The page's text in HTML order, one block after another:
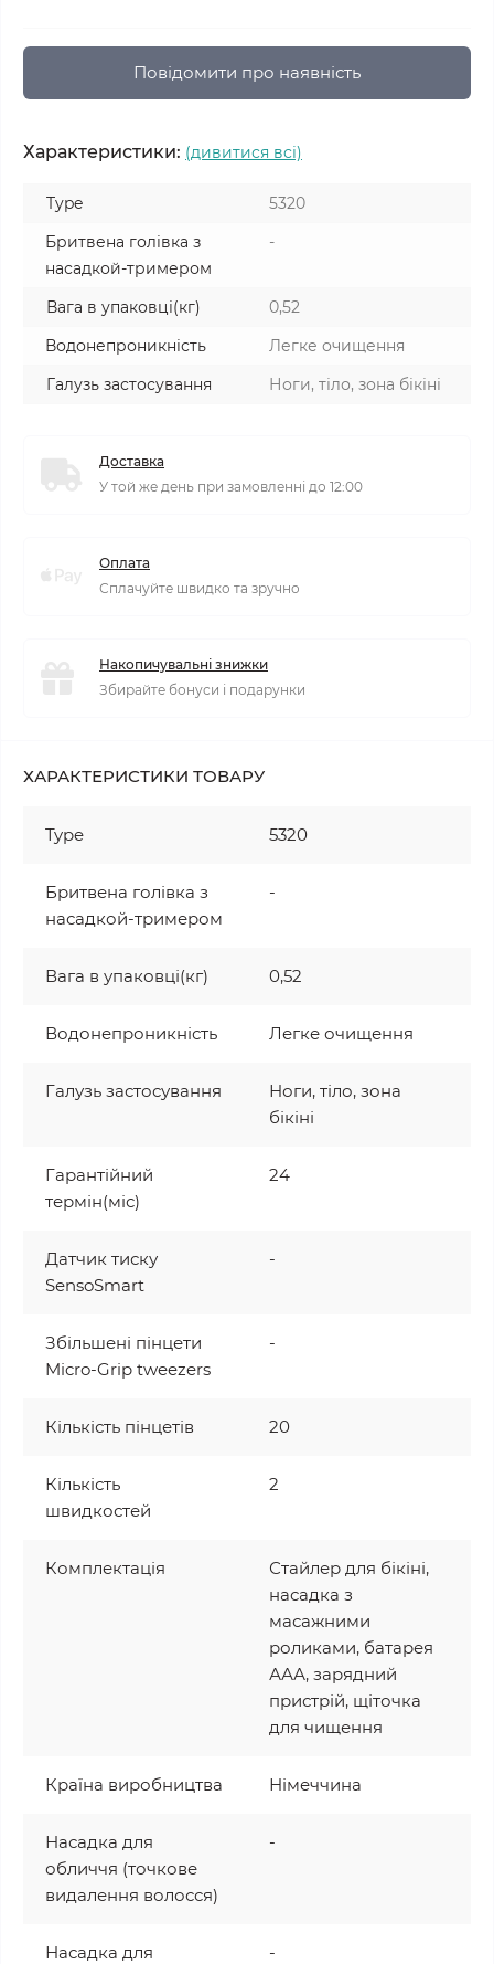
Повідомити про наявність
Характеристики: (дивитися всі)
Type
5320
Бритвена голівка з
насадкой-тримером
-
Вага в упаковці(кг)
0,52
Водонепроникність
Легке очищення
Галузь застосування
Ноги, тіло, зона бікіні
Доставка
У той же день при замовленні до 12:00
Оплата
Сплачуйте швидко та зручно
Накопичувальні знижки
Збирайте бонуси і подарунки
ХАРАКТЕРИСТИКИ ТОВАРУ
Type 5320
Бритвена голівка з
насадкой-тримером
-
Вага в упаковці(кг) 0,52
Водонепроникність Легке очищення
Галузь застосування
Ноги, тіло, зона
бікіні
Гарантійний
термін(міс)
24
Датчик тиску
SensoSmart
-
Збільшені пінцети
Micro-Grip tweezers
-
Кількість пінцетів 20
Кількість
швидкостей
2
Комплектація
Стайлер для бікіні,
насадка з
масажними
роликами, батарея
ААА, зарядний
пристрій, щіточка
для чищення
Країна виробництва Німеччина
Насадка для
обличчя (точкове
видалення волосся)
-
Насадка для -